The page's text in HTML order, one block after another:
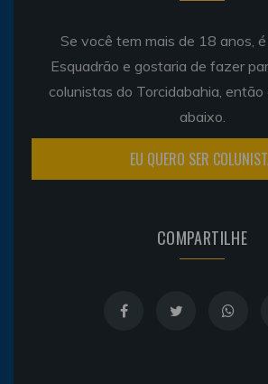
Se você tem mais de 18 anos,
Esquadrão e gostaria de fazer
colunistas do Torcidabahia,
abaixo.
EU QUERO SER
COMPARTILHE